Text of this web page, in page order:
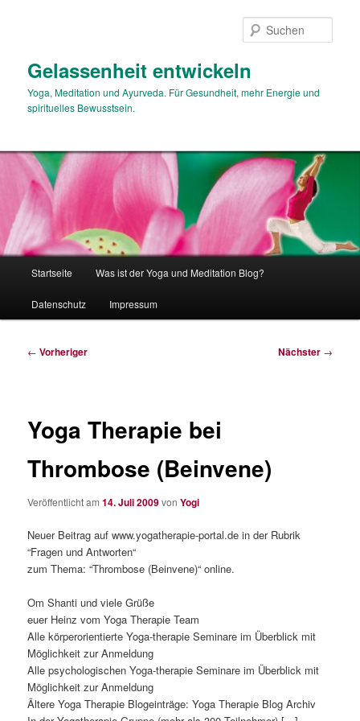
Gelassenheit entwickeln
Yoga, Meditation und Ayurveda. Für Gesundheit, mehr Energie und
spirituelles Bewusstsein.
Startseite Was ist der Yoga und Meditation Blog?
Datenschutz Impressum
Beitragsnavigation
← Vorheriger Nächster →
Yoga Therapie bei
Thrombose (Beinvene)
Veröffentlicht am14. Juli 2009vonYogi
Neuer Beitrag auf www.yogatherapie-portal.de in der Rubrik
“Fragen und Antworten“
zum Thema: “Thrombose (Beinvene)“ online.
Om Shanti und viele Grüße
euer Heinz vom Yoga Therapie Team
Alle körperorientierte Yoga-therapie Seminare im Überblick mit
Möglichkeit zur Anmeldung
Alle psychologischen Yoga-therapie Seminare im Überblick mit
Möglichkeit zur Anmeldung
Ältere Yoga Therapie Blogeinträge: Yoga Therapie Blog Archiv